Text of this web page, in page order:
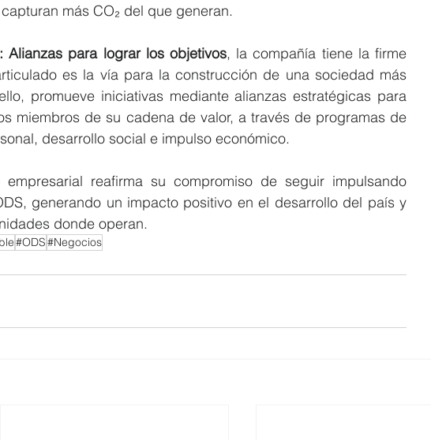
más CO₂ del que generan.
Alianzas para lograr los objetivos, la compañía tiene la firme
es la vía para la construcción de una sociedad más
promueve iniciativas mediante alianzas estratégicas para
miembros de su cadena de valor, a través de programas de
desarrollo social e impulso económico.
reafirma su compromiso de seguir impulsando
generando un impacto positivo en el desarrollo del país y
donde operan.
#ODS#Negocios